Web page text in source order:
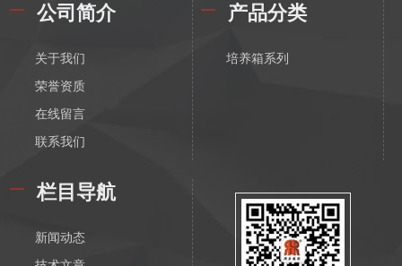
公司简介
关于我们
荣誉资质
在线留言
联系我们
产品分类
培养箱系列
栏目导航
新闻动态